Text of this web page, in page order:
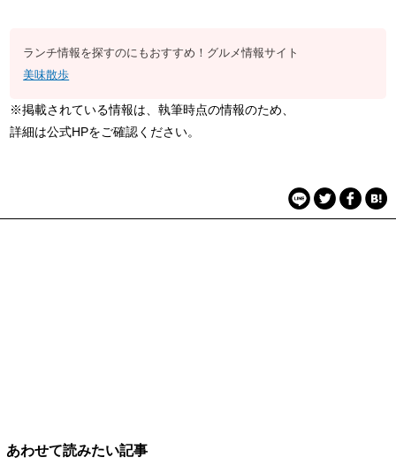
ランチ情報を探すのにもおすすめ！グルメ情報サイト
美味散歩
※掲載されている情報は、執筆時点の情報のため、
詳細は公式HPをご確認ください。
あわせて読みたい記事